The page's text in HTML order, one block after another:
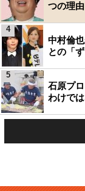
つの理
中村倫
との「
4
石原プ
わけで
5